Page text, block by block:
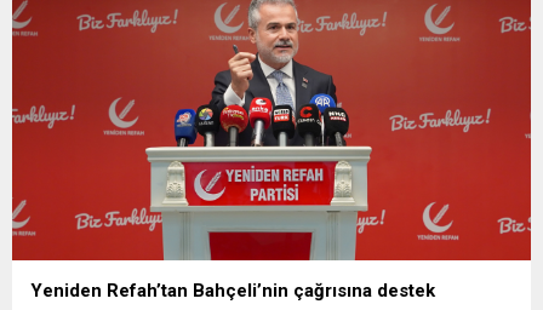
kamikaze insansız hava...
Yeniden Refah’tan Bahçeli’nin çağrısına destek